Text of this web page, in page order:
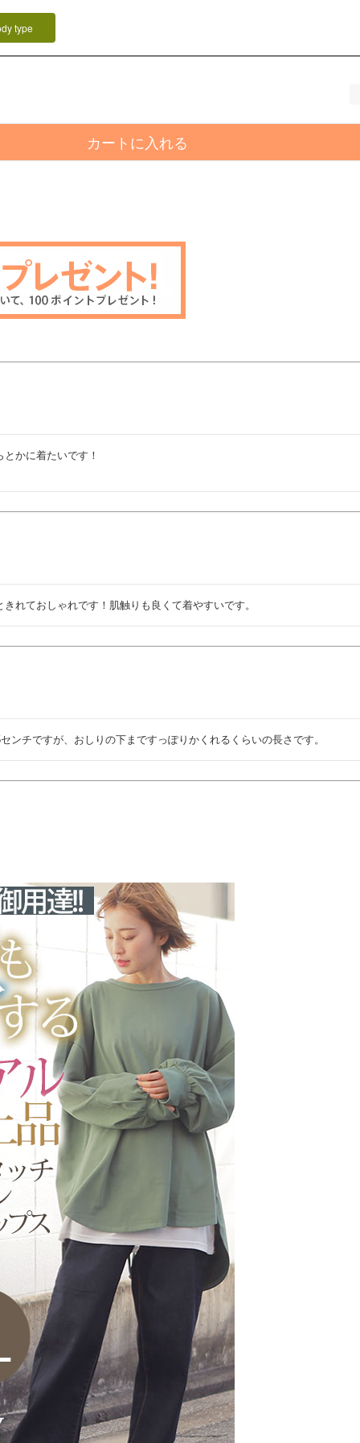
type
カートに入れる
かに着たいです！
れておしゃれです！肌触りも良くて着やすいです。
ンチですが、おしりの下まですっぽりかくれるくらいの長さです。